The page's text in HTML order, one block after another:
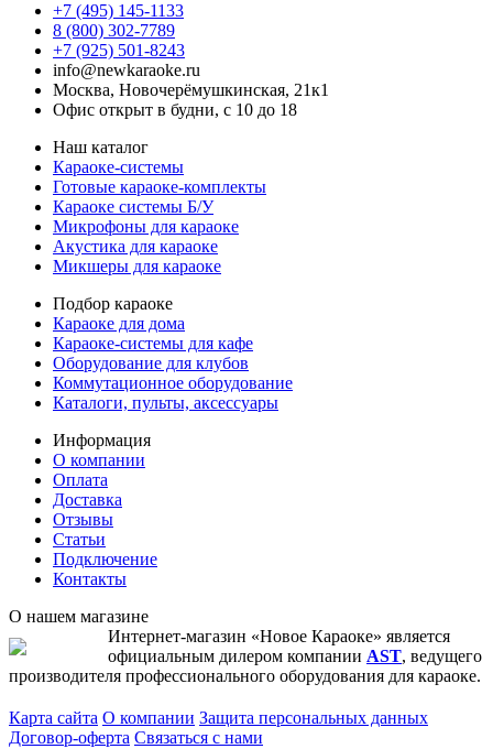
+7 (495) 145-1133
8 (800) 302-7789
+7 (925) 501-8243
info@newkaraoke.ru
Москва, Новочерёмушкинская, 21к1
Офис открыт в будни, с 10 до 18
Наш каталог
Караоке-системы
Готовые караоке-комплекты
Караоке системы Б/У
Микрофоны для караоке
Акустика для караоке
Микшеры для караоке
Подбор караоке
Караоке для дома
Караоке-системы для кафе
Оборудование для клубов
Коммутационное оборудование
Каталоги, пульты, аксессуары
Информация
О компании
Оплата
Доставка
Отзывы
Статьи
Подключение
Контакты
О нашем магазине
Интернет-магазин «Новое Караоке» является
официальным дилером компании AST, ведущего
производителя профессионального оборудования для караоке.
Карта сайта О компании Защита персональных данных
Договор-оферта Связаться с нами